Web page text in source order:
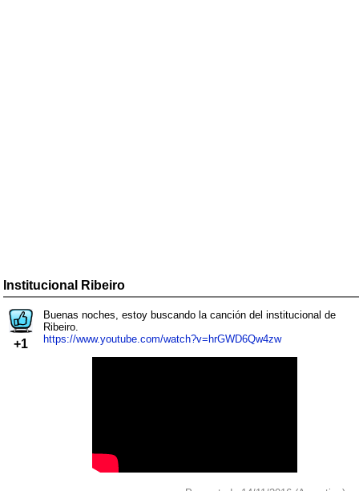
Institucional Ribeiro
+1
Buenas noches, estoy buscando la canción del institucional de
Ribeiro.
https://www.youtube.com/watch?v=hrGWD6Qw4zw